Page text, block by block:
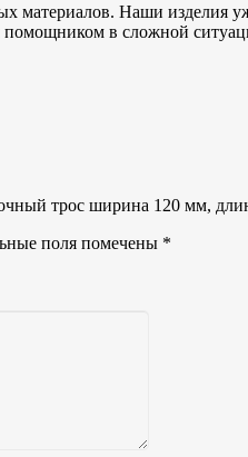
материалов. Наши изделия
в сложной
трос ширина 120 мм,
поля помечены *